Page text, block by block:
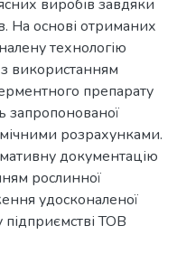
виробів завдяки
На основі отриманих
технологію
з використанням
препарату
запропонованої
розрахунками.
документацію
рослинної
удосконаленої
підприємстві ТОВ